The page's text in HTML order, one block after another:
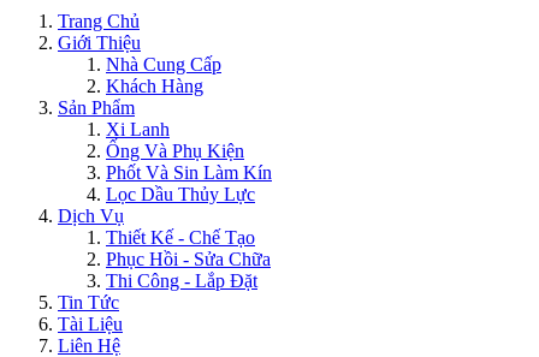
Trang Chủ
Giới Thiệu
Nhà Cung Cấp
Khách Hàng
Sản Phẩm
Xi Lanh
Ống Và Phụ Kiện
Phốt Và Sin Làm Kín
Lọc Dầu Thủy Lực
Dịch Vụ
Thiết Kế - Chế Tạo
Phục Hồi - Sửa Chữa
Thi Công - Lắp Đặt
Tin Tức
Tài Liệu
Liên Hệ